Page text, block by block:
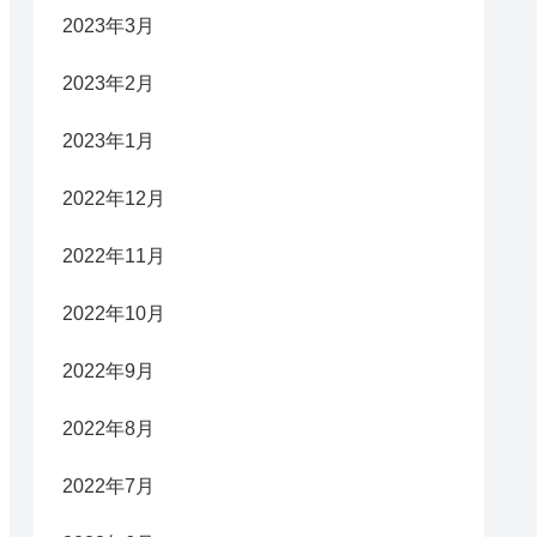
2023年3月
2023年2月
2023年1月
2022年12月
2022年11月
2022年10月
2022年9月
2022年8月
2022年7月